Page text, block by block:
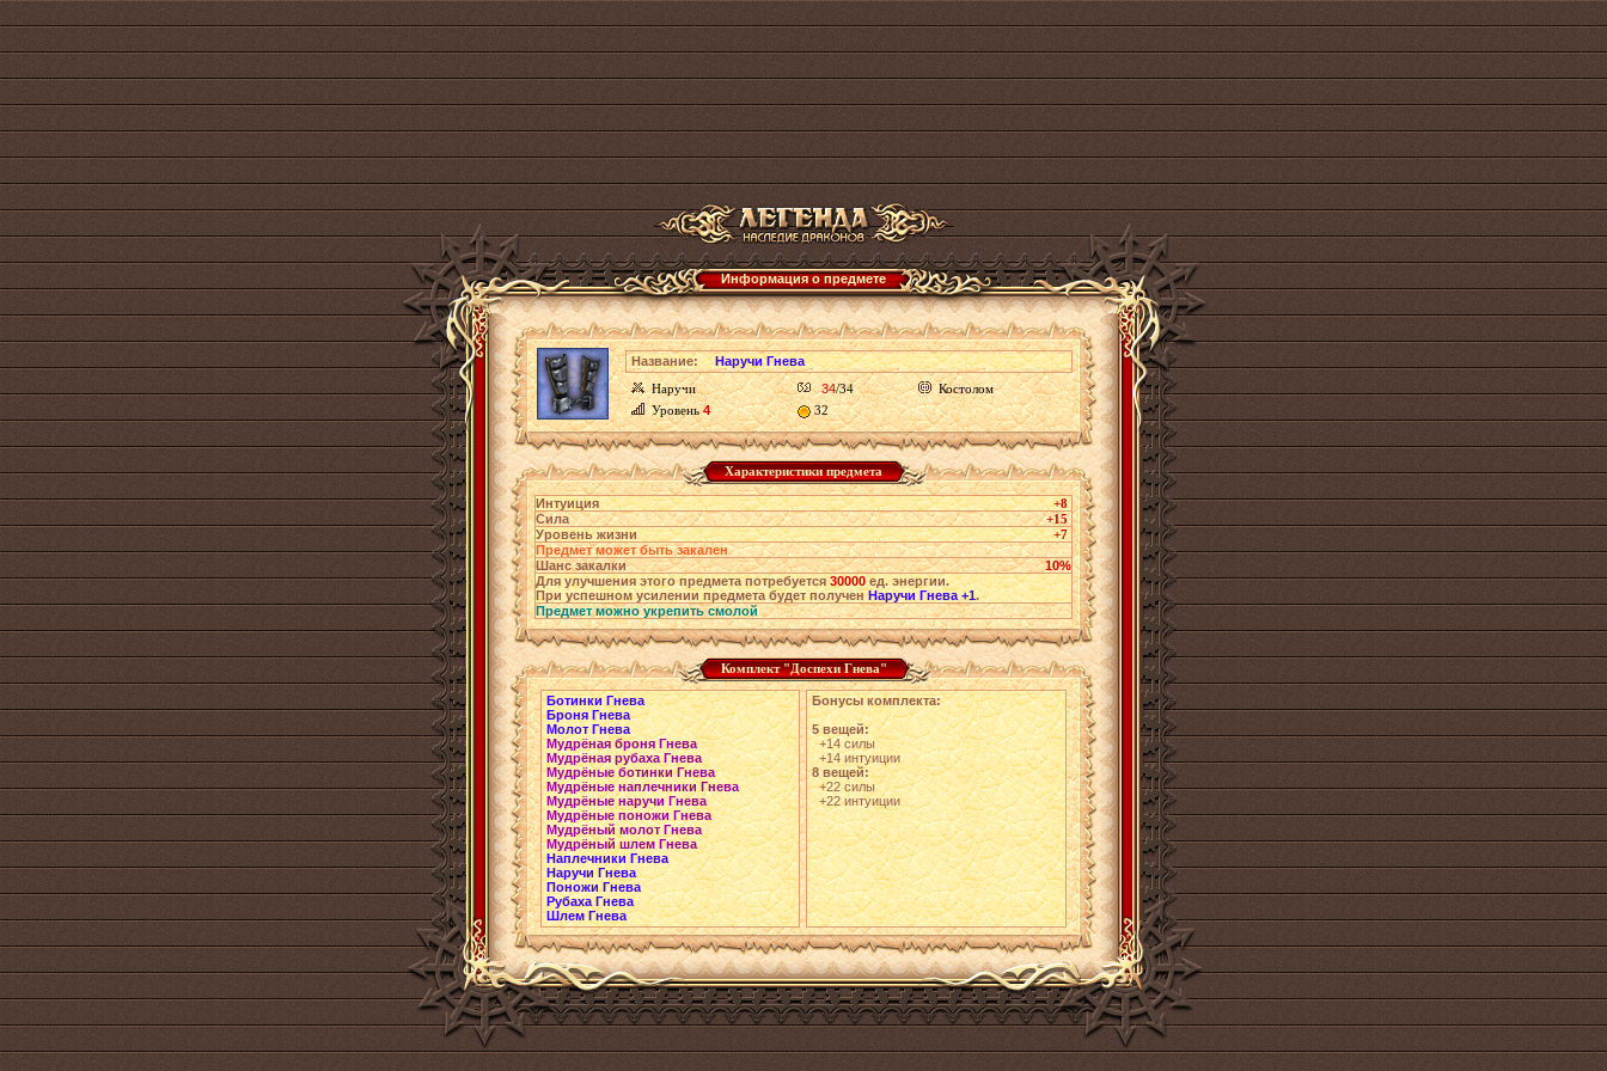
Информация о предмете
Название:
Наручи Гнева
Наручи
34/34
Костолом
Уровень4 32
Характеристики предмета
Интуиция
+8
Сила
+15
Уровень жизни
+7
Предмет может быть закален
Шанс закалки
10%
Для улучшения этого предмета потребуется30000ед. энергии.
При успешном усилении предмета будет полученНаручи Гнева +1.
Предмет можно укрепить смолой
Комплект "Доспехи Гнева"
Ботинки Гнева
Броня Гнева
Молот Гнева
Мудрёная броня Гнева
Мудрёная рубаха Гнева
Мудрёные ботинки Гнева
Мудрёные наплечники Гнева
Мудрёные наручи Гнева
Мудрёные поножи Гнева
Мудрёный молот Гнева
Мудрёный шлем Гнева
Наплечники Гнева
Наручи Гнева
Поножи Гнева
Рубаха Гнева
Шлем Гнева
Бонусы комплекта:
5 вещей:
+14 силы
+14 интуиции
8 вещей:
+22 силы
+22 интуиции